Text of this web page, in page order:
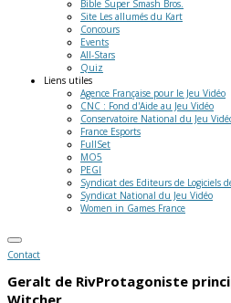
Bible Super Smash Bros.
Site Les allumés du Kart
Concours
Events
All-Stars
Quiz
Liens utiles
Agence Française pour le Jeu Vidéo
CNC : Fond d'Aide au Jeu Vidéo
Conservatoire National du Jeu
France Esports
FullSet
MO5
PEGI
Syndicat des Editeurs de Logiciels
Syndicat National du Jeu Vidéo
Women in Games France
Contact
Geralt de RivProtagoniste